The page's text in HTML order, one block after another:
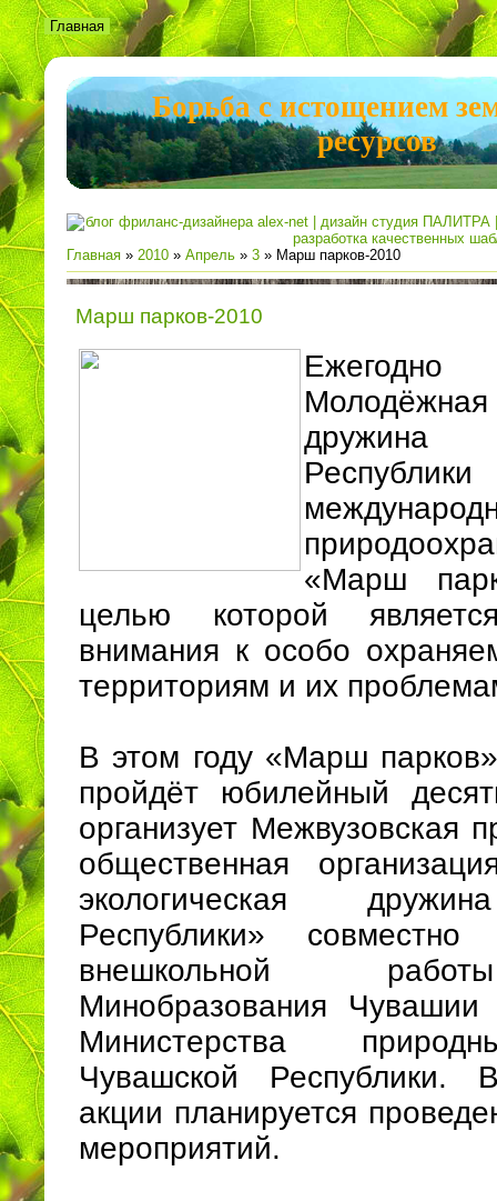
Борьба с истощением
ресурсов
Главная
Главная » 2010 » Апрель » 3 » Марш парков-2010
Марш парков-2010
Молодёжная
дружина
«Марш
целью которой
внимания к особо
территориям и их
В этом году «Марш
пройдёт юбилейный
организует Межвузовская
общественная
экологическая
Республики»
внешкольной
Минобразования
Министерства
Чувашской Республики.
акции планируется
мероприятий.